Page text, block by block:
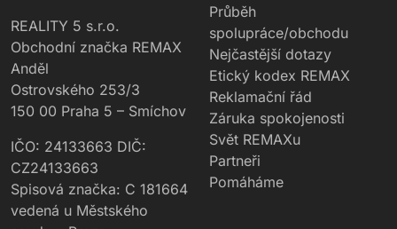
REALITY 5 s.r.o.
Obchodní značka REMAX
Anděl
Ostrovského 253/3
150 00 Praha 5 – Smíchov
IČO: 24133663 DIČ:
CZ24133663
Spisová značka: C 181664
vedená u Městského
Průběh
spolupráce/obchodu
Nejčastější dotazy
Etický kodex REMAX
Reklamační řád
Záruka spokojenosti
Svět REMAXu
Partneři
Pomáháme